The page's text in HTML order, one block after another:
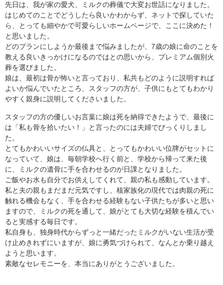
先日は、我が家の愛犬、ミルクの葬儀で大変お世話になりました。
はじめてのことでどうしたら良いかわからず、ネットで探していた
ら、とっても細やかで可愛らしいホームページで、ここに決めた！
と思いました。
どのプランにしようか最後まで悩みましたが、7歳の娘に命のことを
教える良いきっかけになるのではとの思いから、プレミアム個別火
葬を選びました。
娘は、最初は骨が怖いと言っており、私共もどのように説明すれば
よいか悩んでいたところ、スタッフの方が、子供にもとてもわかり
やすく親身に説明してくださいました。
スタッフの方の優しいお言葉に娘は死を納得できたようで、最後に
は「私も骨を拾いたい！」と言ったのには夫婦でびっくりしまし
た。
とてもかわいいサイズの仏具と、とってもかわいい位牌がセットに
なっていて、娘は、毎朝学校へ行く前と、学校から帰って来た後
に、ミルクの遺骨に手を合わせるのが日課となりました。
ご飯やお水も自分でお供えしてくれて、親の私も感動しています。
私と夫の親もまだまだ元気ですし、核家族化の現代では肉親の死に
触れる機会もなく、手を合わせる経験もない子供たちが多いと思い
ますので、ミルクの死を通して、娘がとても大切な経験を積んでい
ると実感する毎日です。
私自身も、独身時代からずっと一緒だったミルクがいない生活が受
け止めきれずにいますが、娘に勇気づけられて、なんとか乗り越え
ようと思います。
素敵なセレモニーを、本当にありがとうございました。